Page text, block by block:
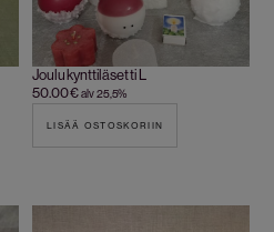
Joulukynttiläsetti L
50.00€alv 25,5%
LISÄÄ OSTOSKORIIN